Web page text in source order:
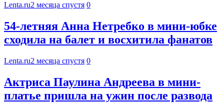
Lenta.ru2 месяца спустя 0
54-летняя Анна Нетребко в мини-юбке
сходила на балет и восхитила фанатов
Lenta.ru2 месяца спустя 0
Актриса Паулина Андреева в мини-
платье пришла на ужин после развода